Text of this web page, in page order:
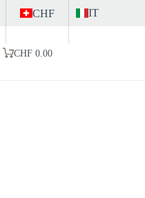
ContattoCHF IT
Carrello
CHF0.00